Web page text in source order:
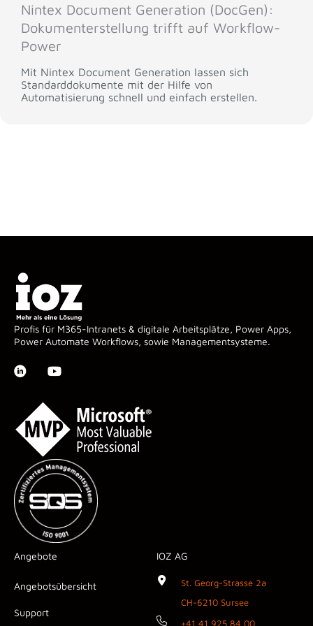
Nintex Document Generation (DocGen):
Dokumenterstellung trifft auf Workflow-
Power
Mit Nintex Document Generation lassen sich
Standarddokumente mit der Hilfe von
Automatisierung schnell und einfach erstellen.
Profis für M365-Intranets & digitale Arbeitsplätze, Power Apps,
Power Automate Workflows, sowie Managementsysteme.
Angebote
Angebotsübersicht
Support
IOZ AG
St. Georg-Strasse 2a
CH-6210 Sursee
+41 41 925 84 00